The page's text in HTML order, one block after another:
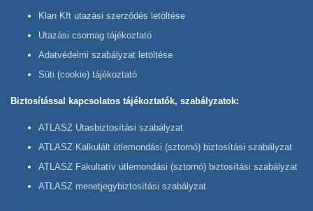
Klan Kft utazási szerződés letöltése
Utazási csomag tájékoztató
Adatvédelmi szabályzat letöltése
Süti (cookie) tájékoztató
Biztosítással kapcsolatos tájékoztatók, szabályzatok:
ATLASZ Utasbiztosítási szabályzat
ATLASZ Kalkulált útlemondási (sztornó) biztosítási szabályzat
ATLASZ Fakultatív útlemondási (sztornó) biztosítási szabályzat
ATLASZ menetjegybiztosítási szabályzat